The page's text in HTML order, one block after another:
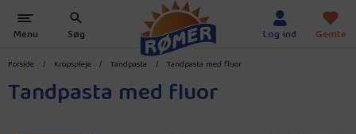
Forside / Kropspleje / Tandpasta / Tandpasta med fluor
Tandpasta med fluor